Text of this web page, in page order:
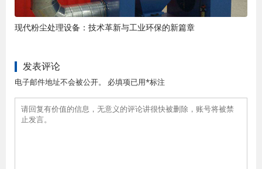
现代粉尘处理设备：技术革新与工业环保的新篇章
发表评论
电子邮件地址不会被公开。 必填项已用*标注